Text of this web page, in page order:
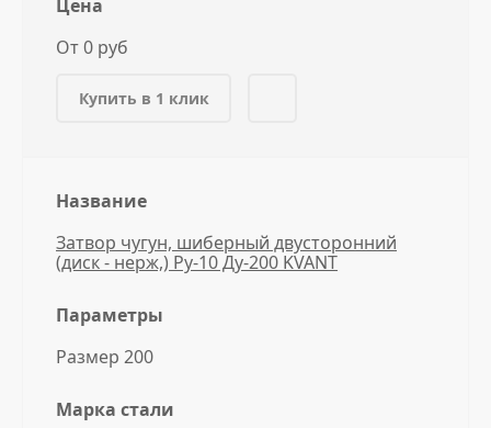
Цена
От 0 руб
Купить в 1 клик
Название
Затвор чугун, шиберный двусторонний
(диск - нерж,) Ру-10 Ду-200 KVANT
Параметры
Размер 200
Марка стали